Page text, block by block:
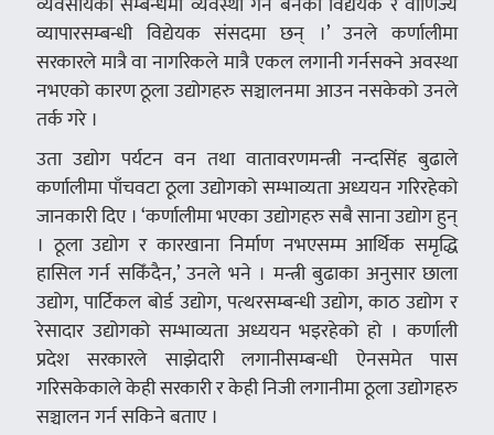
व्यापारसम्बन्धी विद्येयक संसदमा छन् ।’ उनले कर्णालीमा
सरकारले मात्रै वा नागरिकले मात्रै एकल लगानी गर्नसक्ने अवस्था
नभएको कारण ठूला उद्योगहरु सञ्चालनमा आउन नसकेको उनले
तर्क गरे ।
उता उद्योग पर्यटन वन तथा वातावरणमन्त्री नन्दसिंह बुढाले
कर्णालीमा पाँचवटा ठूला उद्योगको सम्भाव्यता अध्ययन गरिरहेको
जानकारी दिए । ‘कर्णालीमा भएका उद्योगहरु सबै साना उद्योग हुन्
। ठूला उद्योग र कारखाना निर्माण नभएसम्म आर्थिक समृद्धि
हासिल गर्न सकिँदैन,’ उनले भने । मन्त्री बुढाका अनुसार छाला
उद्योग, पार्टिकल बोर्ड उद्योग, पत्थरसम्बन्धी उद्योग, काठ उद्योग र
रेसादार उद्योगको सम्भाव्यता अध्ययन भइरहेको हो । कर्णाली
प्रदेश सरकारले साझेदारी लगानीसम्बन्धी ऐनसमेत पास
गरिसकेकाले केही सरकारी र केही निजी लगानीमा ठूला उद्योगहरु
सञ्चालन गर्न सकिने बताए ।